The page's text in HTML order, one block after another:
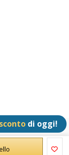
Reserved
di oggi!